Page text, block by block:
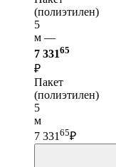
(полиэтилен)
5
м —
7 33165
₽
Пакет
(полиэтилен)
5
м
7 331 65₽